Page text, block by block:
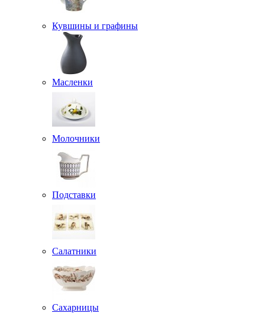
Кувшины и графины
Масленки
Молочники
Подставки
Салатники
Сахарницы